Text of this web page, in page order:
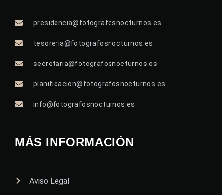
presidencia@fotografosnocturnos.es
tesoreria@fotografosnocturnos.es
secretaria@fotografosnocturnos.es
planificacion@fotografosnocturnos.es
info@fotografosnocturnos.es
MÁS INFORMACIÓN
Aviso Legal